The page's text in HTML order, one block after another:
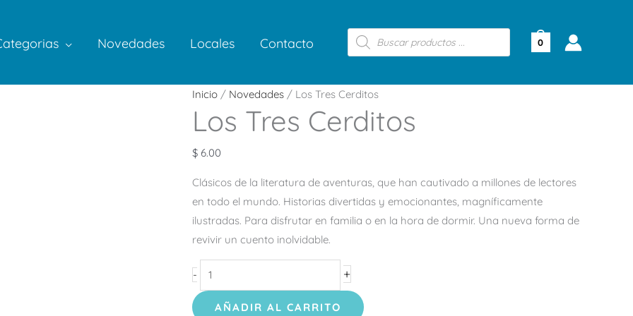
Novedades Locales Contacto
Búsqueda
de
productos
0
Inicio / Novedades / Los Tres Cerditos
Los Tres Cerditos
$ 6.00
Clásicos de la literatura de aventuras, que han cautivado a millones de lectores
en todo el mundo. Historias divertidas y emocionantes, magníficamente
ilustradas. Para disfrutar en familia o en la hora de dormir. Una nueva forma de
revivir un cuento inolvidable.
-
Los
Cerditos
cantidad
+
AÑADIR AL CARRITO